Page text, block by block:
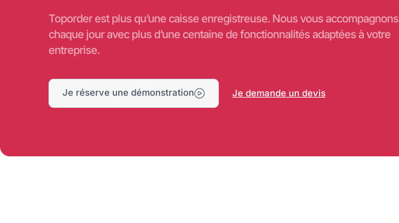
Toporder est plus qu’une caisse enregistreuse. Nous vous accompagnons
chaque jour avec plus d’une centaine de fonctionnalités adaptées à votre
entreprise.
Je réserve une démonstration Je demande un devis